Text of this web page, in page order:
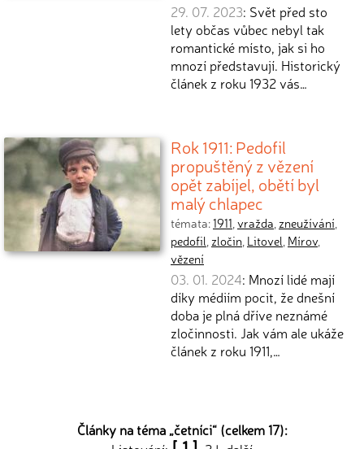
29. 07. 2023: Svět před sto
lety občas vůbec nebyl tak
romantické místo, jak si ho
mnozí představují. Historický
článek z roku 1932 vás…
Rok 1911: Pedofil
propuštěný z vězení
opět zabíjel, obětí byl
malý chlapec
témata:1911,vražda, zneužívání,
pedofil, zločin, Litovel, Mírov,
vězení
03. 01. 2024: Mnozí lidé mají
díky médiím pocit, že dnešní
doba je plná dříve neznámé
zločinnosti. Jak vám ale ukáže
článek z roku 1911,…
Články na téma „četníci“ (celkem 17):